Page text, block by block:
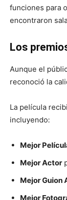
funciones para
encontraron
Los
Aunque el
reconoció la
La película
incluyendo:
Mejor
Mejor Actor
Mejor Guion
Mejor